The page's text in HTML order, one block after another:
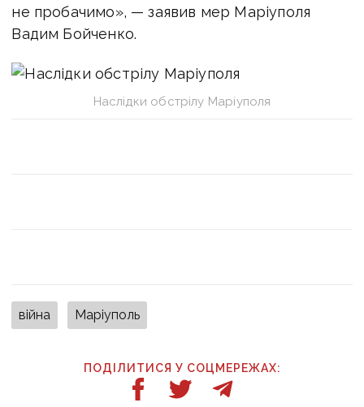
не пробачимо», — заявив мер Маріуполя
Вадим Бойченко.
Наслідки обстрілу Маріуполя
війна Маріуполь
ПОДІЛИТИСЯ У СОЦМЕРЕЖАХ: